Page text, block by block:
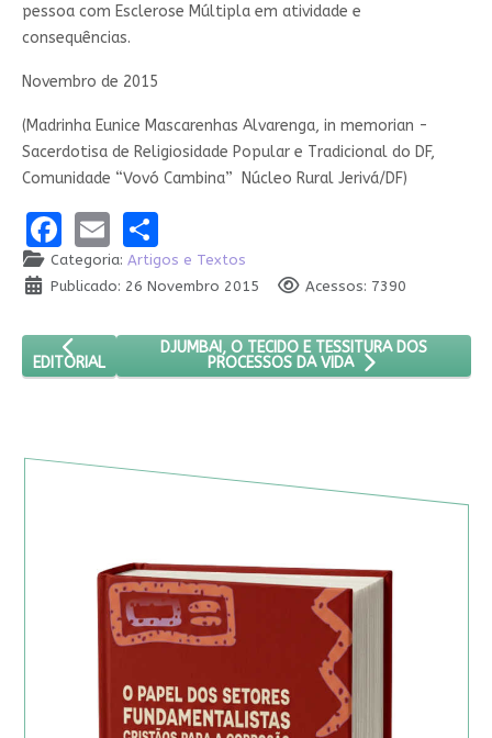
pessoa com Esclerose Múltipla em atividade e
consequências.
Novembro de 2015
(Madrinha Eunice Mascarenhas Alvarenga, in memorian ­
Sacerdotisa de Religiosidade Popular e Tradicional do DF,
Comunidade “Vovó Cambina” ­ Núcleo Rural Jerivá/DF)
Facebook
EmailShare
Categoria: Artigos e Textos
Publicado: 26 Novembro 2015
Acessos: 7390
ARTIGO ANTERIOR: EDITORIAL
EDITORIAL
PRÓXIMO ARTIGO: DJUMBAI, O TECIDO E
DJUMBAI, O TECIDO E TESSITURA DOS
PROCESSOS DA VIDA